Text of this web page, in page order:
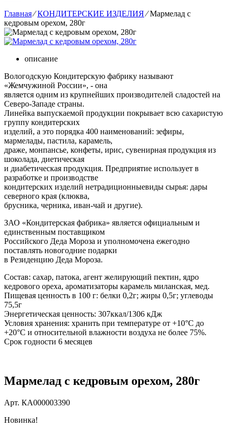
Главная⁄КОНДИТЕРСКИЕ ИЗДЕЛИЯ ⁄ Мармелад с
кедровым орехом, 280г
описание
Вологодскую Кондитерскую фабрику называют
«Жемчужиной России», - она
является одним из крупнейших производителей сладостей на
Северо-Западе страны.
Линейка выпускаемой продукции покрывает всю сахаристую
группу кондитерских
изделий, а это порядка 400 наименований: зефиры,
мармелады, пастила, карамель,
драже, монпансье, конфеты, ирис, сувенирная продукция из
шоколада, диетическая
и диабетическая продукция. Предприятие использует в
разработке и производстве
кондитерских изделий нетрадиционныевиды сырья: дары
северного края (клюква,
брусника, черника, иван-чай и другие).
ЗАО «Кондитерская фабрика» является официальным и
единственным поставщиком
Российского Деда Мороза и уполномочена ежегодно
поставлять новогодние подарки
в Резиденцию Деда Мороза.
Состав: сахар, патока, агент желирующий пектин, ядро
кедрового ореха, ароматизаторы карамель миланская, мед.
Пищевая ценность в 100 г: белки 0,2г; жиры 0,5г; углеводы
75,5г
Энергетическая ценность: 307ккал/1306 кДж
Условия хранения: хранить при температуре от +10°С до
+20°С и относительной влажности воздуха не более 75%.
Срок годности 6 месяцев
Мармелад с кедровым орехом, 280г
Арт. КА000003390
Новинка!